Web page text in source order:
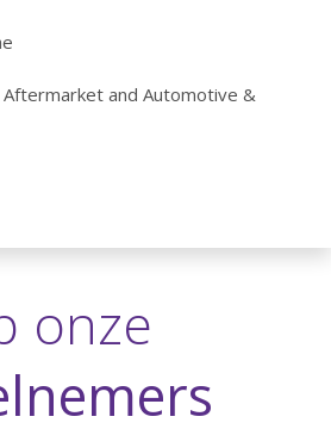
and Automotive &
onze